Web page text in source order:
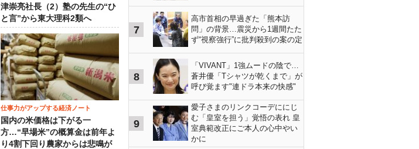
津崇亮社長（2）塾の先生の“ひ
と言”から東大理科2類へ
仕事力がアップする経済ノート
国内の米価格は下がる一
方…“早場米”の概算金は前年よ
り4割下回り農家からは悲鳴が
7
高市首相の早過ぎた「熊本訪
問」の背景…震災から1週間たた
ず“視察強行”に批判殺到の案の定
8
「VIVANT」1強ムードの陰で…
蒼井優「Tシャツが乾くまで」が
呼び覚ます"連ドラ本来の快感"
9
愛子さまのリンクコーデににじ
む「皇室を担う」覚悟の表れ 皇
室典範改正にご本人の心中やい
かに